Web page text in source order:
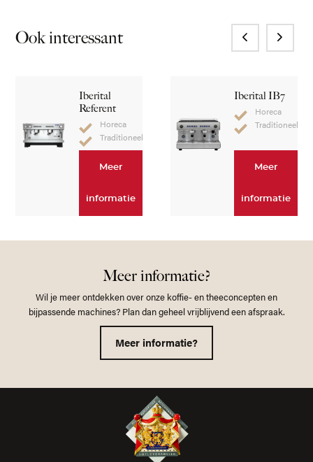
Ook interessant
Iberital
Referent
Horeca
Traditioneel
Meer
informatie
Iberital IB7
Horeca
Traditioneel
Meer
informatie
Meer informatie?
Wil je meer ontdekken over onze koffie- en theeconcepten en
bijpassende machines? Plan dan geheel vrijblijvend een afspraak.
Meer informatie?